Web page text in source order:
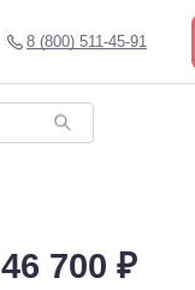
8 (800) 511-45-91
46 700 ₽